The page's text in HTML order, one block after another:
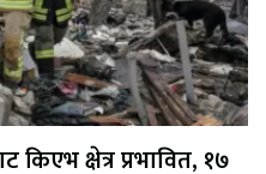
क्षेत्र प्रभावित, १७